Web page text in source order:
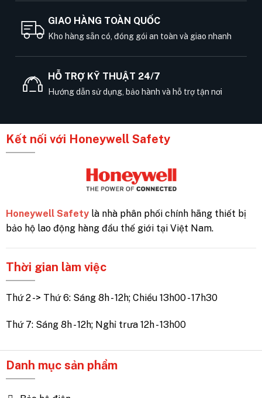
GIAO HÀNG TOÀN QUỐC
Kho hàng sẵn có, đóng gói an toàn và giao nhanh
HỖ TRỢ KỸ THUẬT 24/7
Hướng dẫn sử dụng, bảo hành và hỗ trợ tận nơi
Kết nối với Honeywell Safety
Honeywell Safety là nhà phân phối chính hãng thiết bị
bảo hộ lao động hàng đầu thế giới tại Việt Nam.
Thời gian làm việc
Thứ 2 -> Thứ 6: Sáng 8h - 12h; Chiều 13h00 - 17h30
Thứ 7: Sáng 8h - 12h; Nghỉ trưa 12h - 13h00
Danh mục sản phẩm